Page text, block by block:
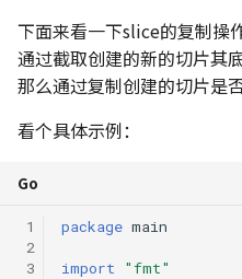
下面来看一下slice的复制操
通过截取创建的新的切片其
那么通过复制创建的切片是
看个具体示例：
Go
1
2
3
package main
import "fmt"